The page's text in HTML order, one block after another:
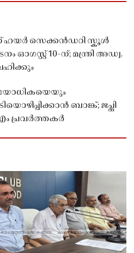
ഹയർ സെക്കൻഡറി സ്കൂൾ
ഓഗസ്റ്റ് 10-ന്; മന്ത്രി അഡ്വ.
ബാങ്ക്; ജപ്തി
പ്രവർത്തകർ